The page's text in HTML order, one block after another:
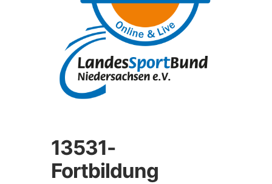
13531-
Fortbildung